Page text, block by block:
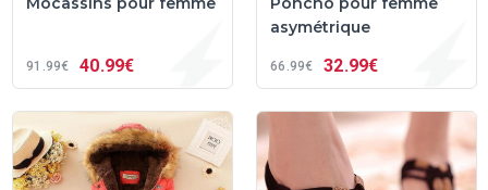
91 99€ 40 99€
asymétrique
66 99€ 32 99€